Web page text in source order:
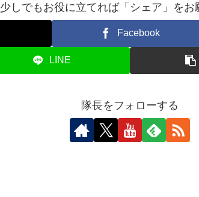
少しでもお役に立てれば「シェア」をお
Facebook
LINE
隊長をフォローする